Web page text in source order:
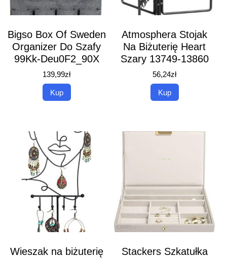
Bigso Box Of Sweden
Organizer Do Szafy
99Kk-Deu0F2_90X
139,99zł
Kup
Atmosphera Stojak
Na Biżuterię Heart
Szary 13749-13860
56,24zł
Kup
Wieszak na biżuterię
Stackers Szkatułka